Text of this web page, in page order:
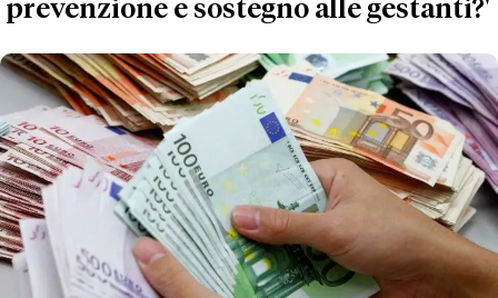
prevenzione e sostegno alle gestanti?'